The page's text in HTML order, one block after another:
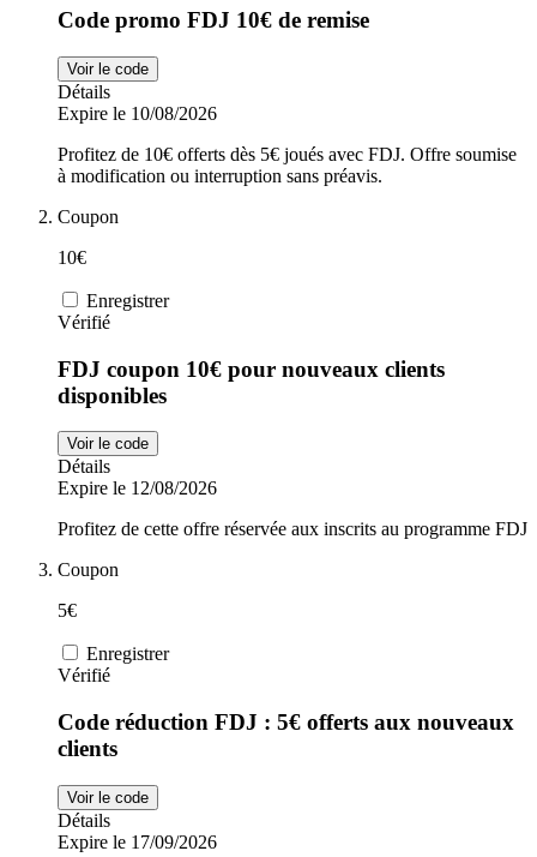
Uber Eats
Voitures et
motocyclettes
Code promo FDJ 10€ de remise
Voir le code
Détails
Expire le 10/08/2026
Profitez de 10€ offerts dès 5€ joués avec FDJ. Offre soumise
à modification ou interruption sans préavis.
Coupon
10€
Enregistrer
Vérifié
FDJ coupon 10€ pour nouveaux clients
disponibles
Voir le code
Détails
Expire le 12/08/2026
Profitez de cette offre réservée aux inscrits au programme FDJ
Coupon
5€
Enregistrer
Vérifié
Code réduction FDJ : 5€ offerts aux nouveaux
clients
Voir le code
Détails
Expire le 17/09/2026